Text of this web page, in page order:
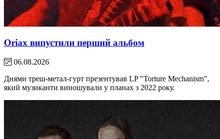
Oriax випустили перший альбом
06.08.2026
Днями треш-метал-гурт презентував LP "Torture Mechanism",
який музиканти виношували у планах з 2022 року.